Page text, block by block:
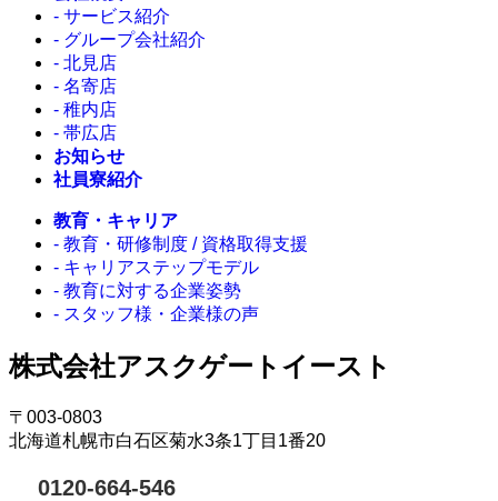
- サービス紹介
- グループ会社紹介
- 北見店
- 名寄店
- 稚内店
- 帯広店
お知らせ
社員寮紹介
教育・キャリア
- 教育・研修制度 / 資格取得支援
- キャリアステップモデル
- 教育に対する企業姿勢
- スタッフ様・企業様の声
株式会社アスクゲートイースト
〒003-0803
北海道札幌市白石区菊水3条1丁目1番20
0120-664-546